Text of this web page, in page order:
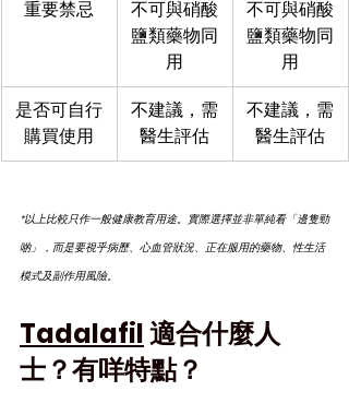
重要禁忌
不可與硝酸
鹽類藥物同
用
不可與硝酸
鹽類藥物同
用
是否可自行
購買使用
不建議，需
醫生評估
不建議，需
醫生評估
*以上比較只作一般健康教育用途。實際選擇並非單純看「邊隻勁
啲」，而是要視乎病歷、心血管狀況、正在服用的藥物、性生活
模式及副作用風險。
Tadalafil 適合什麼人
士？有咩特點？